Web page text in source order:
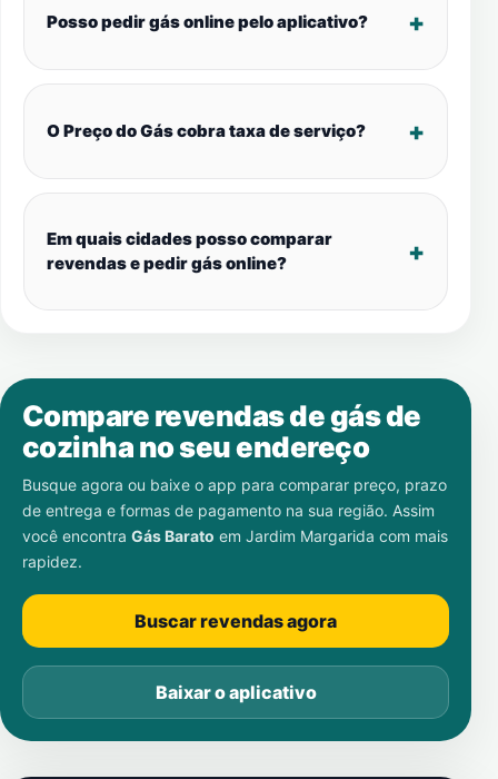
Posso pedir gás online pelo aplicativo?
O Preço do Gás cobra taxa de serviço?
Em quais cidades posso comparar
revendas e pedir gás online?
Compare revendas de gás de
cozinha no seu endereço
Busque agora ou baixe o app para comparar preço, prazo
de entrega e formas de pagamento na sua região. Assim
você encontra Gás Barato em Jardim Margarida com mais
rapidez.
Buscar revendas agora
Baixar o aplicativo